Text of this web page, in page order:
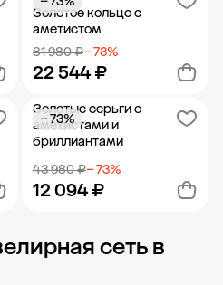
Добавить в корзину
Золотое кольцо с
аметистом
81 980 ₽− 73%
22 544 ₽
Добавить в корзину
Золотые серьги с
аметистами и
бриллиантами
43 980 ₽− 73%
12 094 ₽
− 73%
Добавить в корзину
сеть в